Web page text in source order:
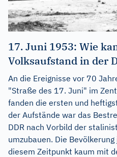
17. Juni 1953: Wie
Volksaufstand in der
An die Ereignisse vor 70
"Straße des 17. Juni" im
fanden die ersten und
der Aufstände war das
DDR nach Vorbild der
umzubauen. Die
diesem Zeitpunkt kaum mit